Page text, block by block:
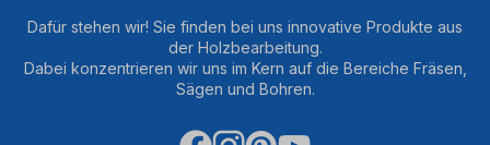
Dafür stehen wir! Sie finden bei uns innovative Produkte aus
der Holzbearbeitung.
Dabei konzentrieren wir uns im Kern auf die Bereiche Fräsen,
Sägen und Bohren.